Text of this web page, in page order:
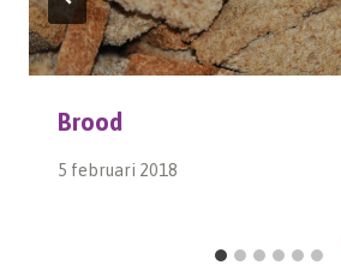
Brood
5 februari 2018